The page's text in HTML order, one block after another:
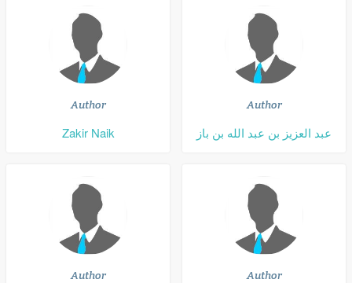
Author
Zakir Naik
Author
عبد العزيز بن عبد الله بن باز
Author Author